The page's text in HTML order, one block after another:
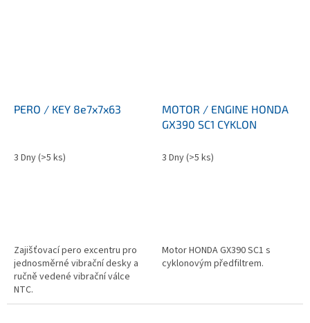
PERO / KEY 8e7x7x63
3 Dny(>5 ks)
Zajišťovací pero excentru pro
jednosměrné vibrační desky a
ručně vedené vibrační válce
NTC.
MOTOR / ENGINE HONDA
GX390 SC1 CYKLON
3 Dny(>5 ks)
Motor HONDA GX390 SC1 s
cyklonovým předfiltrem.